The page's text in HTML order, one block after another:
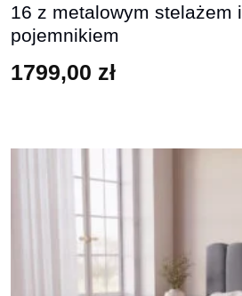
16 z metalowym stelażem i
pojemnikiem
1799,00 zł